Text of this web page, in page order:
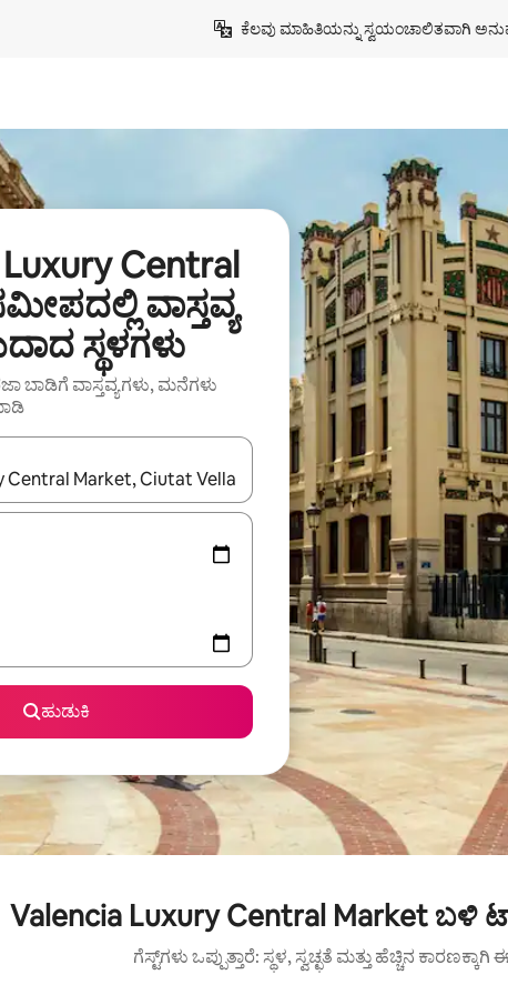
ಕೆಲವು ಮಾಹಿತಿಯನ್ನು ಸ್ವಯಂಚಾಲಿತವಾಗಿ
Central
ವಾಸ್ತವ್ಯ
ಸ್ಥಳಗಳು
ಬಾಡಿಗೆ ವಾಸ್ತವ್ಯಗಳು, ಮನೆಗಳು
ಅಪ್ ಮತ್ತು ಡೌನ್ ಬಾಣದ ಕೀಲಿಗಳೊಂದಿಗೆ ನ್ಯಾವಿಗೇಟ್ ಮಾಡಿ ಅಥವಾ ಸ್ಪರ್ಶ ಅಥವಾ
ಹುಡುಕಿ
Valencia Luxury Central Market
ಗೆಸ್ಟ್‌ಗಳು ಒಪ್ಪುತ್ತಾರೆ: ಸ್ಥಳ, ಸ್ವಚ್ಛತೆ ಮತ್ತು ಹೆಚ್ಚಿನ